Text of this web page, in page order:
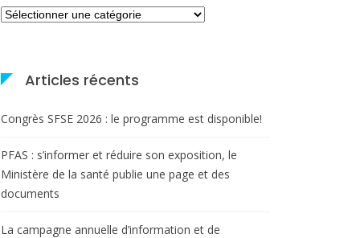
Catégories
Articles récents
Congrès SFSE 2026 : le programme est disponible!
PFAS : s’informer et réduire son exposition, le
Ministère de la santé publie une page et des
documents
La campagne annuelle d’information et de